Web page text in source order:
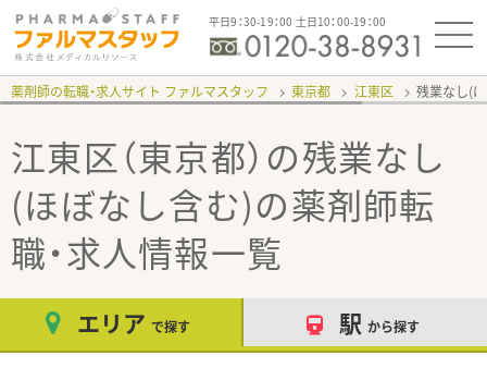
平日9：30-19：00 土日10：00-19：00
薬剤師の転職・求人サイト ファルマスタッフ 東京都 江東区 残業なし(
江東区（東京都）の残業なし
(ほぼなし含む)の薬剤師転
職・求人情報一覧
エリア で探す 駅 から探す